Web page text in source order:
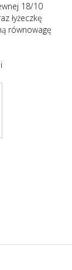
18/10
łyżeczkę
równowagę